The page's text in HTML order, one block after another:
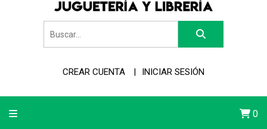
CREAR CUENTA INICIAR SESIÓN
0